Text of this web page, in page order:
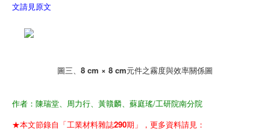
文請見原文
圖三、8 cm × 8 cm元件之霧度與效率關係圖
作者：陳瑞堂、周力行、黃贛麟、蘇庭瑤/工研院南分院
★本文節錄自「工業材料雜誌290期」，更多資料請見：